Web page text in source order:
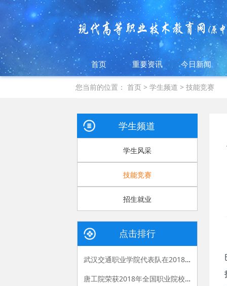
首页 重要资讯 今日新闻
您当前的位置：首页 >学生频道 >技能竞赛
学生频道
学生风采
技能竞赛
招生就业
点击排行
武汉交通职业学院代表队在2018年（新加坡）全球品牌策划 大赛中斩获佳绩
唐工院荣获2018年全国职业院校技能大赛高职组工业机器人技术应用赛项一等奖